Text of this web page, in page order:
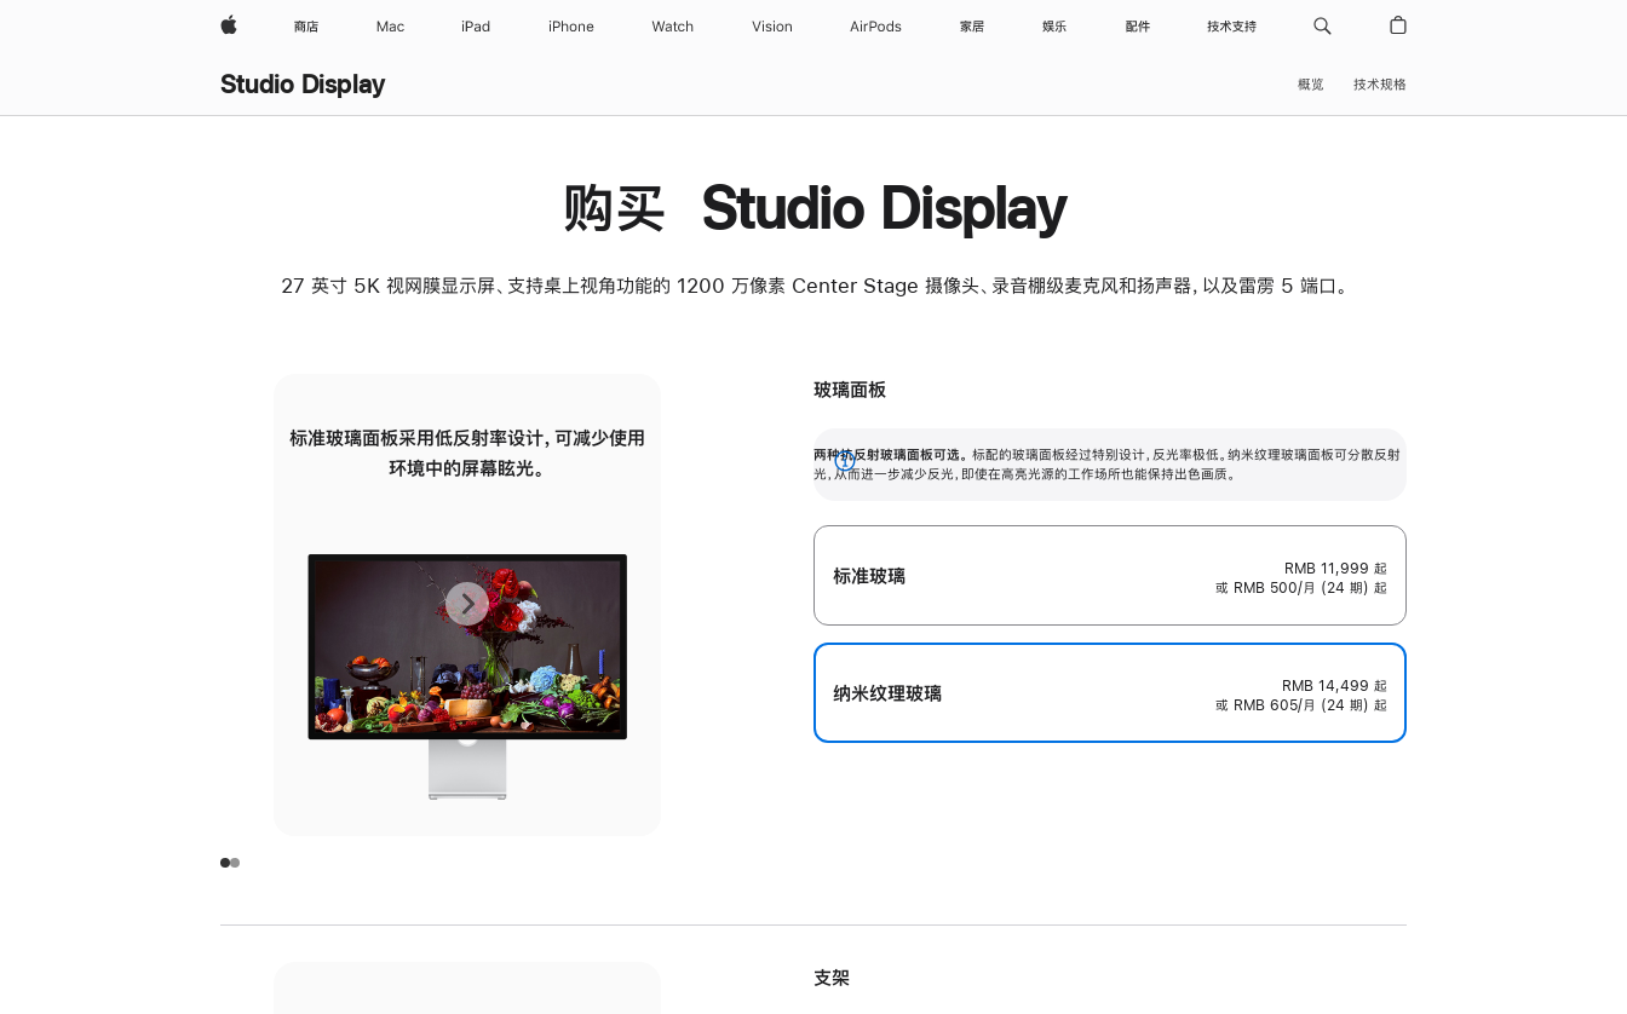
Apple 商店 Mac iPad iPhone Watch Vision AirPods 家居 娱乐 配件 技术支持
Studio Display 概览 技术规格
购买 Studio Display
27 英寸 5K 视网膜显示屏、支持桌上视角功能的 1200 万像素 Center Stage 摄像头、录音棚级麦克风和扬声器，以及雷雳 5 端口。
标准玻璃面板采用低反射率设计，可减少使用
环境中的屏幕眩光。
有高亮光源的场所使用，也能保持出色画质。
上
一
张
图
下
一
张
图
玻璃面板
两种抗反射玻璃面板可选。 标配的玻璃面板经过特别设计，反光率极低。纳米纹理玻璃面板可分散反射
光，从而进一步减少反光，即使在高亮光源的工作场所也能保持出色画质。
展
标准玻璃 RMB 11,999 起
或 RMB 500/月 (24 期) 起
纳米纹理玻璃 RMB 14,499 起
或 RMB 605/月 (24 期) 起
支架